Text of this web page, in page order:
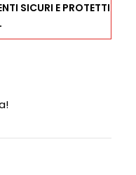
SICURI E PROTETTI